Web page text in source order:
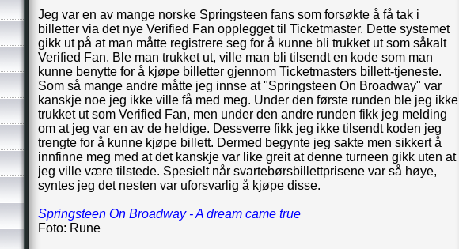
Jeg var en av mange norske Springsteen fans som forsøkte å få tak i
billetter via det nye Verified Fan opplegget til Ticketmaster. Dette systemet
gikk ut på at man måtte registrere seg for å kunne bli trukket ut som såkalt
Verified Fan. Ble man trukket ut, ville man bli tilsendt en kode som man
kunne benytte for å kjøpe billetter gjennom Ticketmasters billett-tjeneste.
Som så mange andre måtte jeg innse at "Springsteen On Broadway" var
kanskje noe jeg ikke ville få med meg. Under den første runden ble jeg ikke
trukket ut som Verified Fan, men under den andre runden fikk jeg melding
om at jeg var en av de heldige. Dessverre fikk jeg ikke tilsendt koden jeg
trengte for å kunne kjøpe billett. Dermed begynte jeg sakte men sikkert å
innfinne meg med at det kanskje var like greit at denne turneen gikk uten at
jeg ville være tilstede. Spesielt når svartebørsbillettprisene var så høye,
syntes jeg det nesten var uforsvarlig å kjøpe disse.
Springsteen On Broadway - A dream came true
Foto: Rune